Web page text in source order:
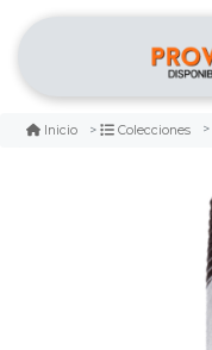
Inicio Colecciones